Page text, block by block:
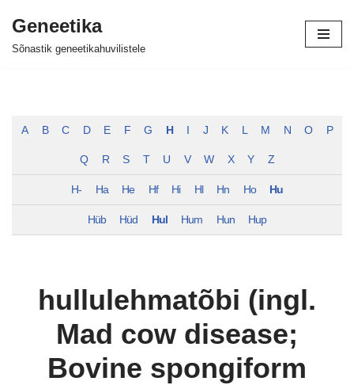
Skip
Geneetika
Sõnastik geneetikahuvilistele
A B C D E F G H J K L M N O P
Q R S T U V W X Y Z
H- Ha He Hf Hi Hl Hn Ho Hu
Hüb Hüd Hul Hum Hun Hup
hullulehmatõbi (ingl.
Mad cow disease;
Bovine spongiform